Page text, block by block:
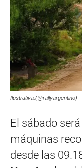
Ilustrativa.(@rallyargentino)
El sábado
máquinas
desde las